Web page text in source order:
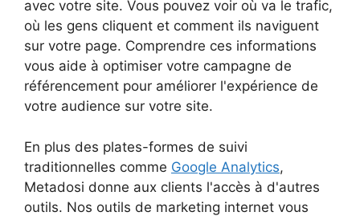
avec votre site. Vous pouvez voir où va le trafic,
où les gens cliquent et comment ils naviguent
sur votre page. Comprendre ces informations
vous aide à optimiser votre campagne de
référencement pour améliorer l'expérience de
votre audience sur votre site.
En plus des plates-formes de suivi
traditionnelles comme Google Analytics,
Metadosi donne aux clients l'accès à d'autres
outils. Nos outils de marketing internet vous